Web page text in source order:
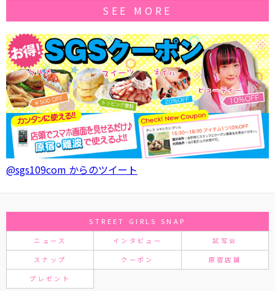
SEE MORE
@sgs109com からのツイート
STREET GIRLS SNAP
ニュース インタビュー 試写会
スナップ クーポン 原宿店舗
プレゼント